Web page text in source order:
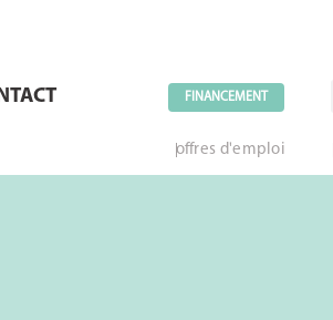
FINANCEMENT
offres d'emploi